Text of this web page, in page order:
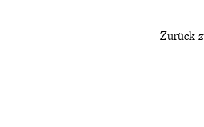
Zurück